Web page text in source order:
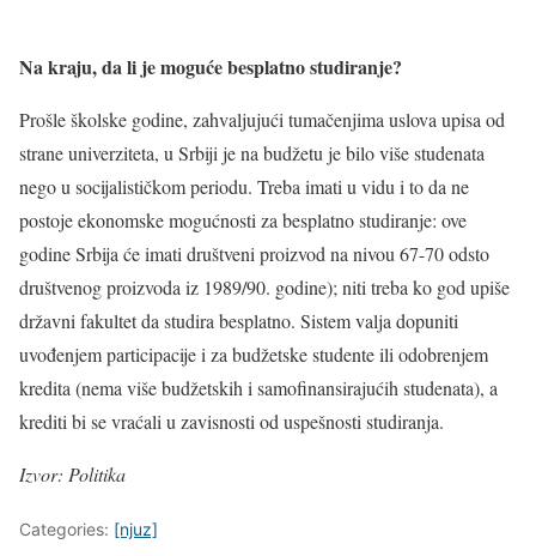
Na kraju, da li je moguće besplatno studiranje?
Prošle školske godine, zahvaljujući tumačenjima uslova upisa od
strane univerziteta, u Srbiji je na budžetu je bilo više studenata
nego u socijalističkom periodu. Treba imati u vidu i to da ne
postoje ekonomske mogućnosti za besplatno studiranje: ove
godine Srbija će imati društveni proizvod na nivou 67-70 odsto
društvenog proizvoda iz 1989/90. godine); niti treba ko god upiše
državni fakultet da studira besplatno. Sistem valja dopuniti
uvođenjem participacije i za budžetske studente ili odobrenjem
kredita (nema više budžetskih i samofinansirajućih studenata), a
krediti bi se vraćali u zavisnosti od uspešnosti studiranja.
Izvor: Politika
Categories: [njuz]